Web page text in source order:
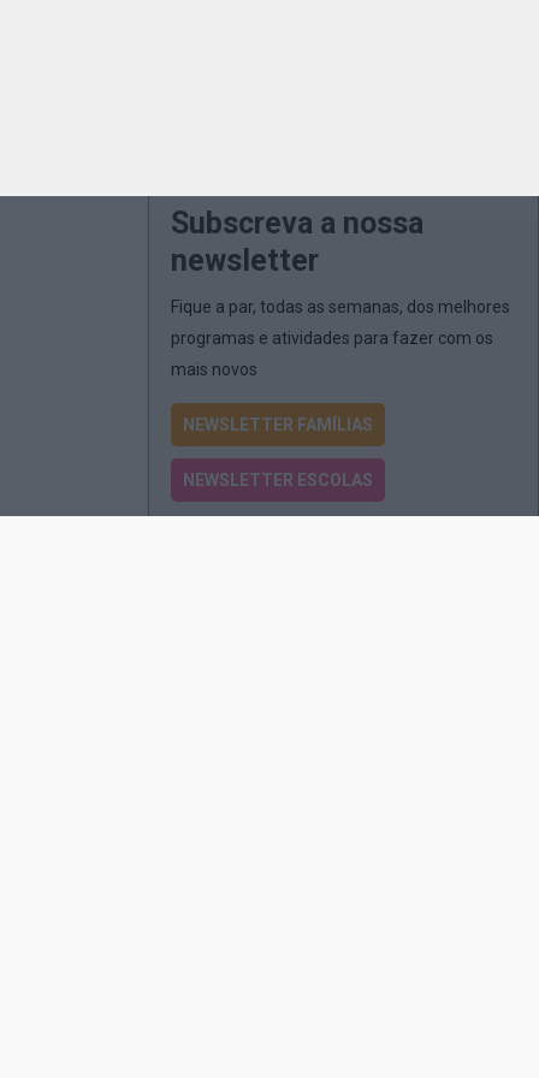
Subscreva a nossa
newsletter
Fique a par, todas as semanas, dos melhores
programas e atividades para fazer com os
mais novos
NEWSLETTER FAMÍLIAS
NEWSLETTER ESCOLAS